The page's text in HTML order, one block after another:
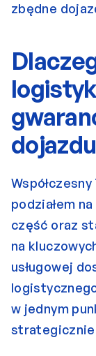
zbędne
podziałem
część oraz
na
usługowej
w jednym